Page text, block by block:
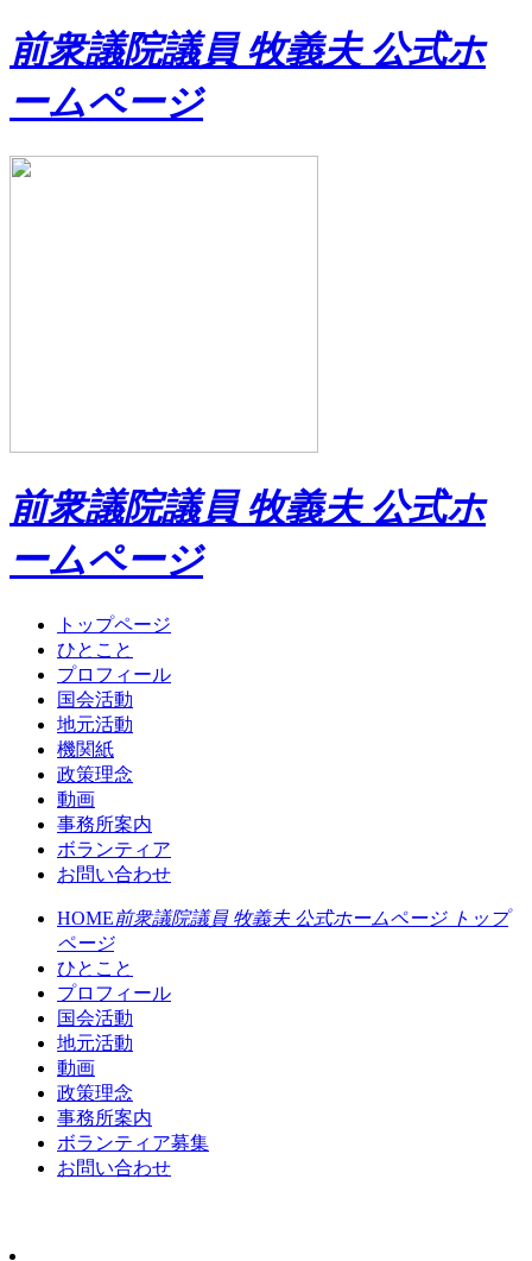
前衆議院議員 牧義夫 公式ホ
ームページ
前衆議院議員 牧義夫 公式ホ
ームページ
トップページ
ひとこと
プロフィール
国会活動
地元活動
機関紙
政策理念
動画
事務所案内
ボランティア
お問い合わせ
HOME前衆議院議員 牧義夫 公式ホームページ トップ
ページ
ひとこと
プロフィール
国会活動
地元活動
動画
政策理念
事務所案内
ボランティア募集
お問い合わせ